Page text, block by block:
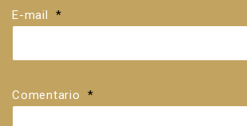
E-mail *
Comentario *